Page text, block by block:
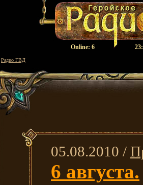
Оnline:6
Радио ГВД
05.08.2010 /
6 августа.